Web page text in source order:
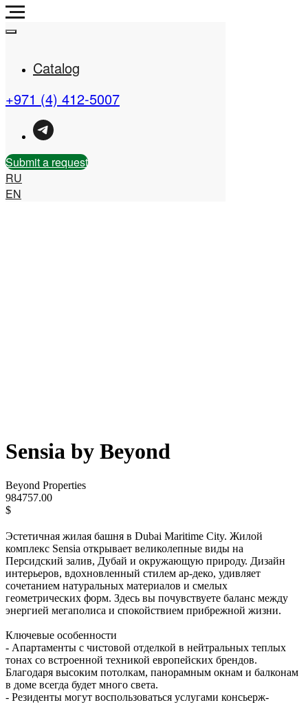
Real Estate Company in
the UAE
Catalog
+971 (4) 412-5007
Submit a request
RU
EN
Sensia by Beyond
Beyond Properties
984757.00
$
Эстетичная жилая башня в Dubai Maritime City. Жилой
комплекс Sensia открывает великолепные виды на
Персидский залив, Дубай и окружающую природу. Дизайн
интерьеров, вдохновленный стилем ар-деко, удивляет
сочетанием натуральных материалов и смелых
геометрических форм. Здесь вы почувствуете баланс между
энергией мегаполиса и спокойствием прибрежной жизни.
Ключевые особенности
- Апартаменты с чистовой отделкой в нейтральных теплых
тонах со встроенной техникой европейских брендов.
Благодаря высоким потолкам, панорамным окнам и балконам
в доме всегда будет много света.
- Резиденты могут воспользоваться услугами консьерж-